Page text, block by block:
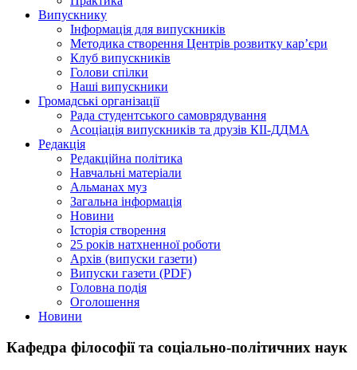
Випускнику
Інформація для випускників
Методика створення Центрів розвитку кар’єри
Клуб випускників
Голови спілки
Наші випускники
Громадські організації
Рада студентського самоврядування
Асоціація випускників та друзів КІІ-ДДМА
Редакція
Редакційна політика
Навчальні матеріали
Альманах муз
Загальна інформація
Новини
Історія створення
25 років натхненної роботи
Архів (випуски газети)
Випуски газети (PDF)
Головна подія
Оголошення
Новини
Кафедра філософії та соціально-політичних наук